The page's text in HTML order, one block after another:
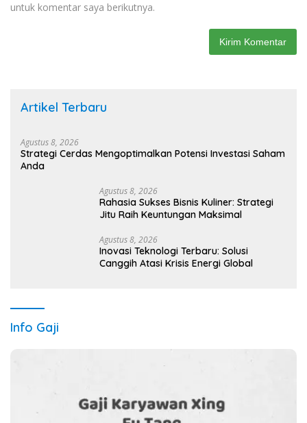
untuk komentar saya berikutnya.
Artikel Terbaru
Agustus 8, 2026
Strategi Cerdas Mengoptimalkan Potensi Investasi Saham
Anda
Agustus 8, 2026
Rahasia Sukses Bisnis Kuliner: Strategi
Jitu Raih Keuntungan Maksimal
Agustus 8, 2026
Inovasi Teknologi Terbaru: Solusi
Canggih Atasi Krisis Energi Global
Info Gaji